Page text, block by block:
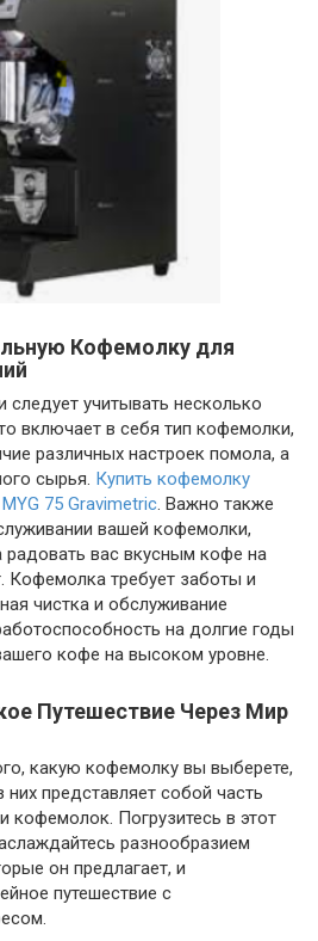
Кофемолку для
учитывать несколько
включает в себя тип кофемолки,
различных настроек помола, а
сырья. Купить кофемолку
75 Gravimetric. Важно также
вашей кофемолки,
вас вкусным кофе на
Кофемолка требует заботы и
чистка и обслуживание
на долгие годы
кофе на высоком уровне.
Путешествие Через Мир
какую кофемолку вы выберете,
представляет собой часть
кофемолок. Погрузитесь в этот
разнообразием
он предлагает, и
путешествие с